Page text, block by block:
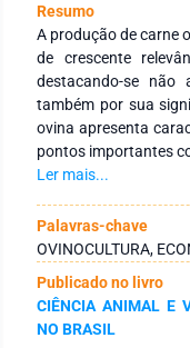
Resumo
A produção de carne
de crescente
destacando-se
também por sua
ovina apresenta
pontos importantes
aparência. Existem
pH, capacidade de
cocção e ácidos
diversos fatores,
que ocorrem na
genética e
de técnicas racionais
Ler mais...
Palavras-chave
OVINOCULTURA,
Publicado no livro
CIÊNCIA ANIMAL E
NO BRASIL